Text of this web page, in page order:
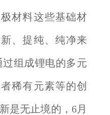
材料这些基础材
、提纯、纯净来
组成锂电的多元
稀有元素等的创
是无止境的，6月